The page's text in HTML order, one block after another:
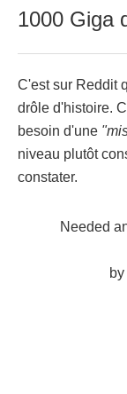
1000 Giga
C'est sur Reddit
drôle d'histoire.
besoin d'une
niveau plutôt
constater.
Needed
by